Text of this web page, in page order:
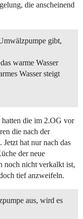
die anscheinend
gibt,
warme Wasser
Wasser steigt
hatten die im 2.OG vor
die nach der
hat nur nach das
der neue
noch nicht verkalkt ist,
tief anzweifeln.
aus, wird es